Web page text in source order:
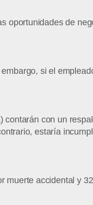
oportunidades de
si el
contarán con un
estaría
muerte accidental y